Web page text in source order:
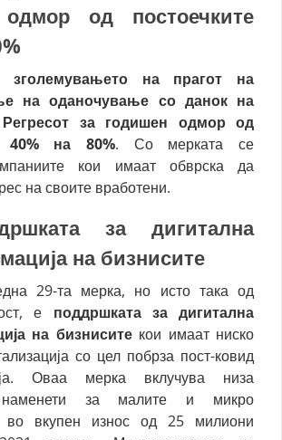
од постоечките
зголемувањето на прагот на
на оданочување со данок на
за годишен одмор од
40% на 80%. Со мерката се
кои имаат обврска да
на своите вработени.
за дигитална
на бизнисите
29-та мерка, но исто така од
е поддршката за дигитална
на бизнисите кои имаат ниско
со цел побрза пост-ковид
Оваа мерка вклучува низа
наменети за малите и микро
во вкупен износ од 25 милиони